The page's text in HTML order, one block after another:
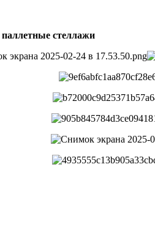
стеллажи